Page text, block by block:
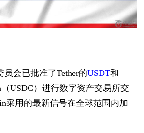
会已批准了Tether的USDT和
USDC）进行数字资产交易所交
采用的最新信号在全球范围内加